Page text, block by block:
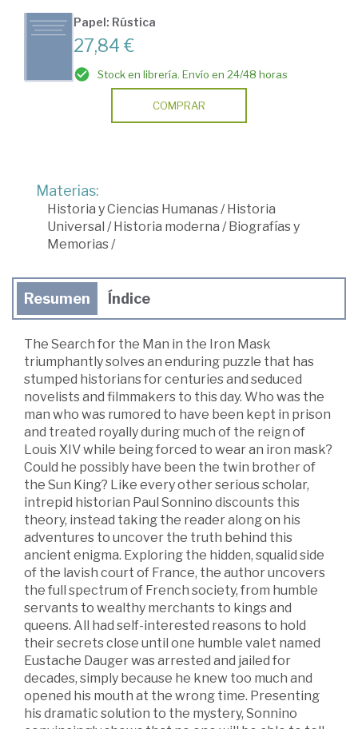
Papel: Rústica
27,84 €
Stock en librería. Envío en 24/48 horas
COMPRAR
Materias:
Historia y Ciencias Humanas/ Historia
Universal / Historia moderna / Biografías y
Memorias/
Resumen Índice
The Search for the Man in the Iron Mask
triumphantly solves an enduring puzzle that has
stumped historians for centuries and seduced
novelists and filmmakers to this day. Who was the
man who was rumored to have been kept in prison
and treated royally during much of the reign of
Louis XIV while being forced to wear an iron mask?
Could he possibly have been the twin brother of
the Sun King? Like every other serious scholar,
intrepid historian Paul Sonnino discounts this
theory, instead taking the reader along on his
adventures to uncover the truth behind this
ancient enigma. Exploring the hidden, squalid side
of the lavish court of France, the author uncovers
the full spectrum of French society, from humble
servants to wealthy merchants to kings and
queens. All had self-interested reasons to hold
their secrets close until one humble valet named
Eustache Dauger was arrested and jailed for
decades, simply because he knew too much and
opened his mouth at the wrong time. Presenting
his dramatic solution to the mystery, Sonnino